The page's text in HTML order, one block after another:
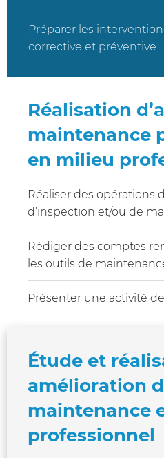
Préparer les
corrective et préventive
Réalisation
maintenance
en milieu
Réaliser des opérations
d’inspection et/ou de
Rédiger des comptes
les outils de
Présenter une activité
Étude et
amélioration
maintenance
professionnel